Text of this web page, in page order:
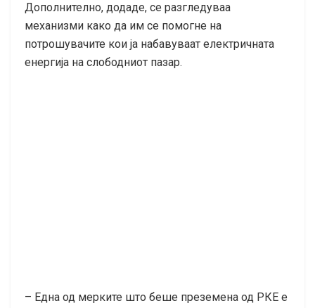
Дополнително, додаде, се разгледуваа
механизми како да им се помогне на
потрошувачите кои ја набавуваат електричната
енергија на слободниот пазар.
– Една од мерките што беше преземена од РКЕ е